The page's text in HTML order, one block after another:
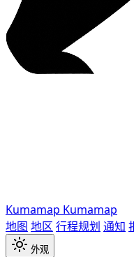
Kumamap Kumamap
地图 地区 行程规划 通知
外观